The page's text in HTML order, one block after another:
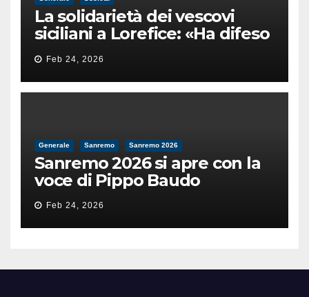
La solidarietà dei vescovi
siciliani a Lorefice: «Ha difeso
il valore e la dignità
dell’umanità»
Feb 24, 2026
Generale Sanremo Sanremo 2026
Sanremo 2026 si apre con la
voce di Pippo Baudo
Feb 24, 2026